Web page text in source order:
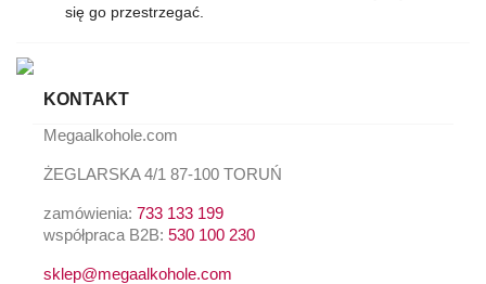
się go przestrzegać.
KONTAKT
Megaalkohole.com
ŻEGLARSKA 4/1 87-100 TORUŃ
zamówienia: 733 133 199
współpraca B2B: 530 100 230
sklep@megaalkohole.com